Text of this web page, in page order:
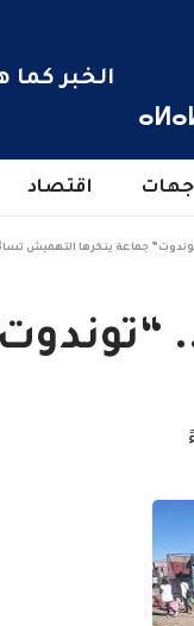
الخبر كما
جهات اقتصاد
جماعة ينخرها التهميش